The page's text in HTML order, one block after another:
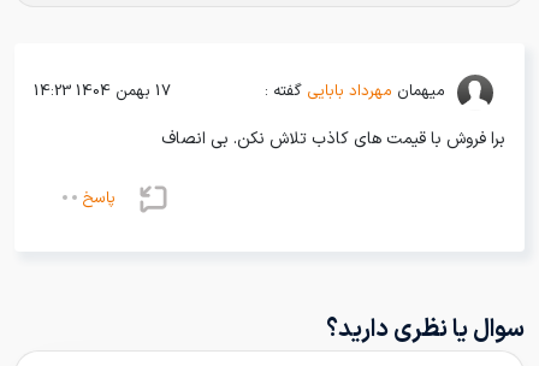
میهمان مهرداد بابایی گفته : 17 بهمن 1404 14:23
برا فروش با قیمت های کاذب تلاش نکن. بی انصاف
پاسخ
سوال یا نظری دارید؟